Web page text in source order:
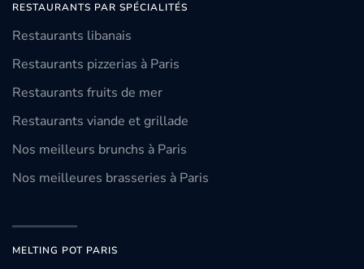
RESTAURANTS PAR SPÉCIALITÉS
Restaurants libanais
Restaurants pizzerias à Paris
Restaurants fruits de mer
Restaurants viande et grillade
Nos meilleurs brunchs à Paris
Nos meilleures brasseries à Paris
MELTING POT PARIS